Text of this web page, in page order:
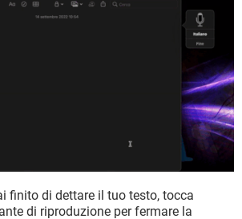
finito di dettare il tuo testo, tocca
di riproduzione per fermare la